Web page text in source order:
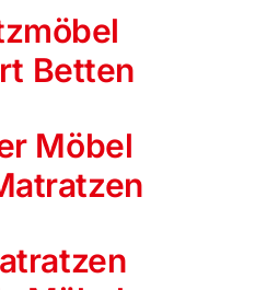
Betten
Möbel